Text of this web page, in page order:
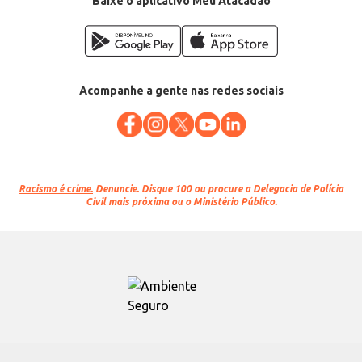
Acompanhe a gente nas redes sociais
Racismo é crime. Denuncie. Disque 100 ou procure a Delegacia de Polícia
Civil mais próxima ou o Ministério Público.